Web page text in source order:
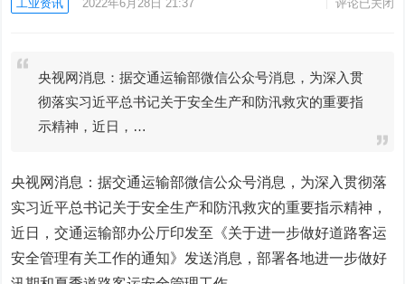
工业资讯 2022年6月28日 21:37 评论已关闭
央视网消息：据交通运输部微信公众号消息，为深入贯
彻落实习近平总书记关于安全生产和防汛救灾的重要指
示精神，近日，…
央视网消息：据交通运输部微信公众号消息，为深入贯彻落
实习近平总书记关于安全生产和防汛救灾的重要指示精神，
近日，交通运输部办公厅印发至《关于进一步做好道路客运
安全管理有关工作的通知》发送消息，部署各地进一步做好